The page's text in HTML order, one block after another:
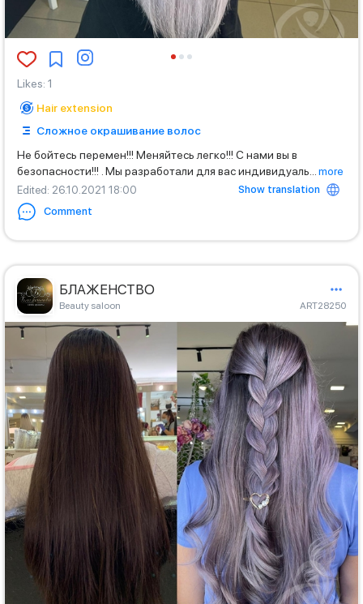
Likes: 1
Hair extension
Сложное окрашивание волос
Не бойтесь перемен!!! Меняйтесь легко!!! С нами вы в
безопасности!!! . Мы разработали для вас индивидуаль
more
Edited: 26.10.2021 18:00
Show translation
Comment
БЛАЖЕНСТВО
Beauty saloon ART28250